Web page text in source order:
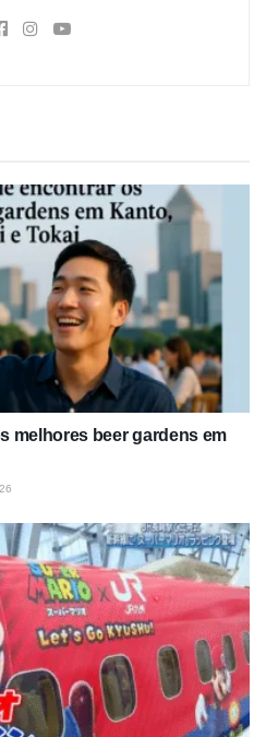
melhores beer gardens em